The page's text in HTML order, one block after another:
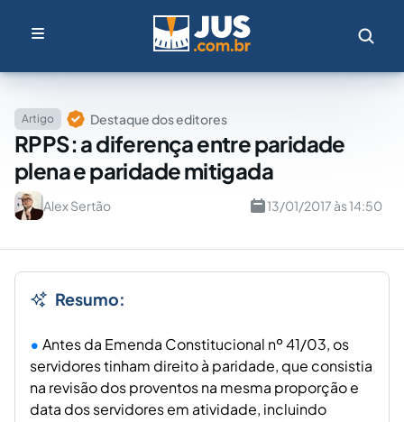
Artigo Destaque dos editores
RPPS: a diferença entre paridade
plena e paridade mitigada
Alex Sertão 13/01/2017 às 14:50
Resumo:
Antes da Emenda Constitucional nº 41/03, os
servidores tinham direito à paridade, que consistia
na revisão dos proventos na mesma proporção e
data dos servidores em atividade, incluindo